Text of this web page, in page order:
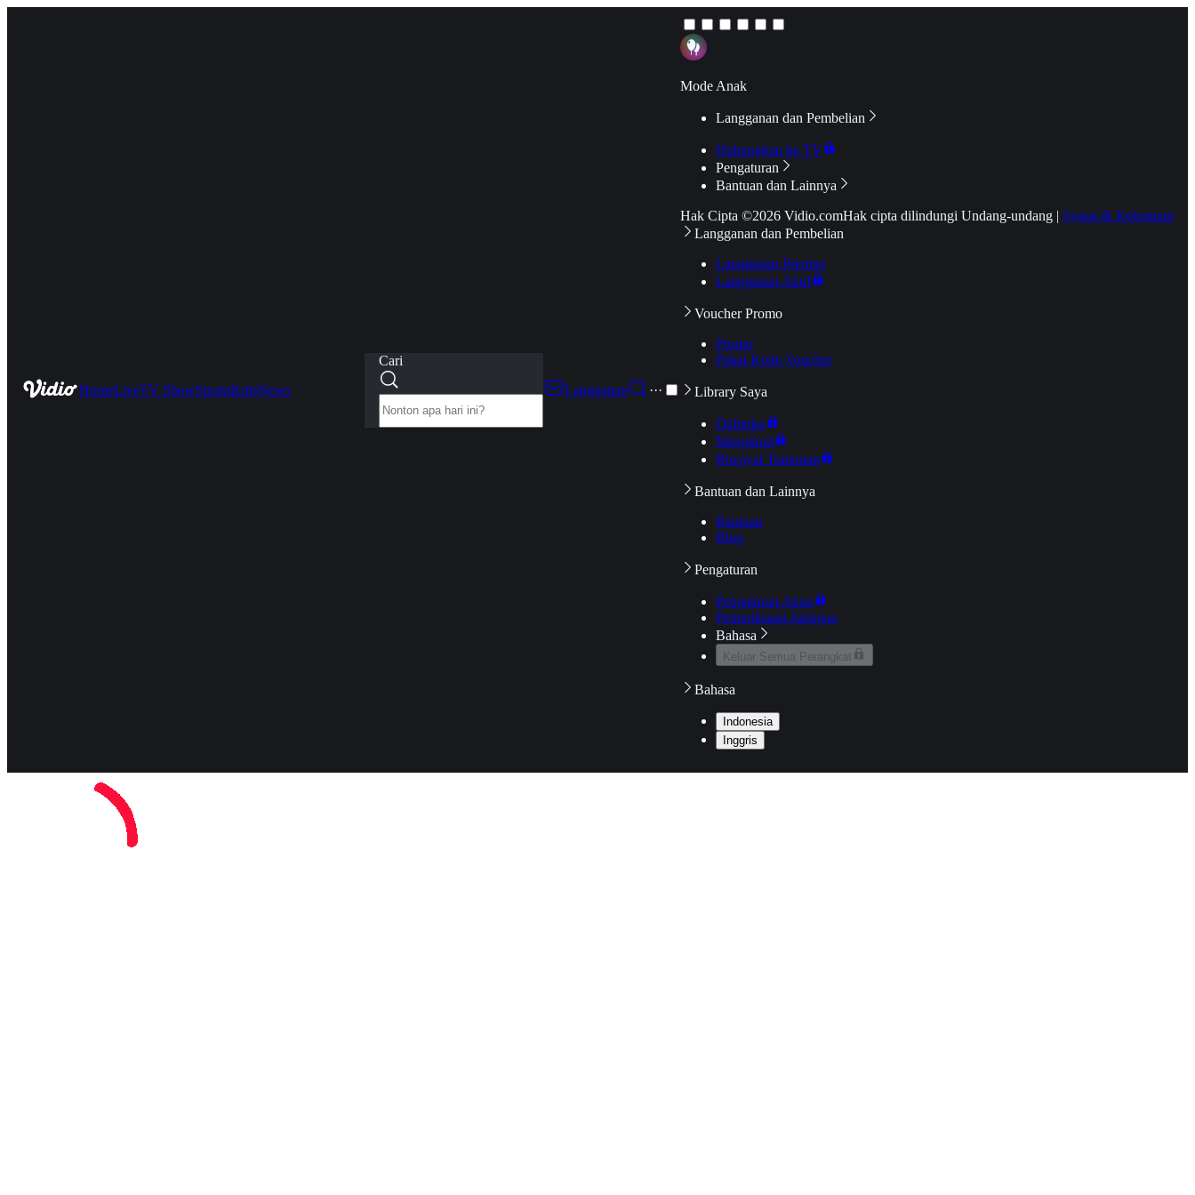
HomeLiveTV ShowSportsKidsNews
Cari
Langganan
···
Mode Anak
Langganan dan Pembelian
Hubungkan ke TV
Pengaturan
Bantuan dan Lainnya
Hak Cipta ©2026 Vidio.comHak cipta dilindungi Undang-undang | Syarat & Ketentuan
Langganan dan Pembelian
Langganan Premier
Langganan Aktif
Voucher Promo
Promo
Pakai Kode Voucher
Library Saya
Daftarku
Mengikuti
Riwayat Tontonan
Bantuan dan Lainnya
Bantuan
Blog
Pengaturan
Pengaturan Akun
Pemeriksaan Jaringan
Bahasa
Keluar Semua Perangkat
Bahasa
Indonesia
Inggris